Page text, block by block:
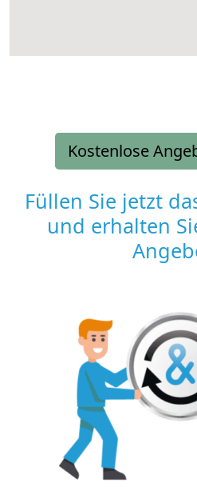
Kostenlose
Füllen Sie jetzt
und erhalten